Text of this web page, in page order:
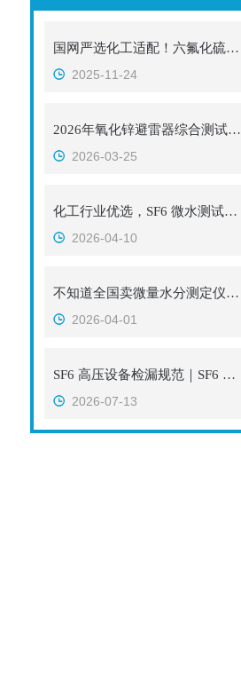
国网严选化工适配！六氟化硫气体检漏仪，武汉两企口碑之选​
2025-11-24
2026年氧化锌避雷器综合测试仪厂家综合实力榜！武汉3家实力厂家口碑认证
2026-03-25
化工行业优选，SF6 微水测试仪设备厂家名录
2026-04-10
不知道全国卖微量水分测定仪的厂家排名？看看这篇就明白了！
2026-04-01
SF6 高压设备检漏规范｜SF6 定量检漏仪选型解析，武汉特高压与承试工况对比
2026-07-13